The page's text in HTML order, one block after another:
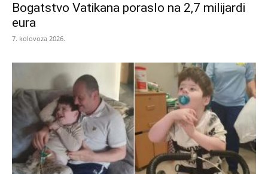
Bogatstvo Vatikana poraslo na 2,7 milijardi
eura
7. kolovoza 2026.